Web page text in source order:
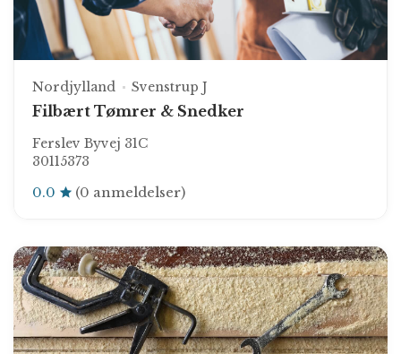
Nordjylland Svenstrup J
Filbært Tømrer & Snedker
Ferslev Byvej 31C
30115373
0.0 (0 anmeldelser)